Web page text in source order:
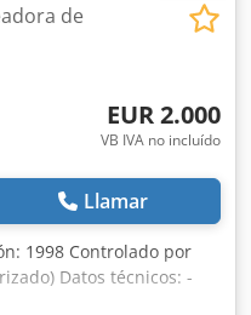
de
EUR 2.000
VB IVA no incluído
Llamar
1998 Controlado por
Datos técnicos: -